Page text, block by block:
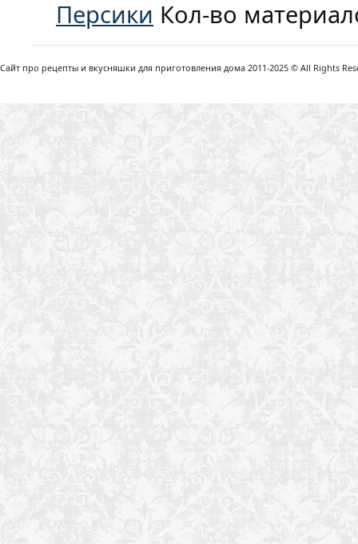
Персики Кол-во
Сайт про рецепты и вкусняшки для приготовления дома 2011-2025 © All Rights